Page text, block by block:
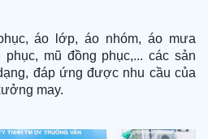
áo lớp, áo nhóm, áo mưa
mũ đồng phục,... các sản
đáp ứng được nhu cầu của
may.